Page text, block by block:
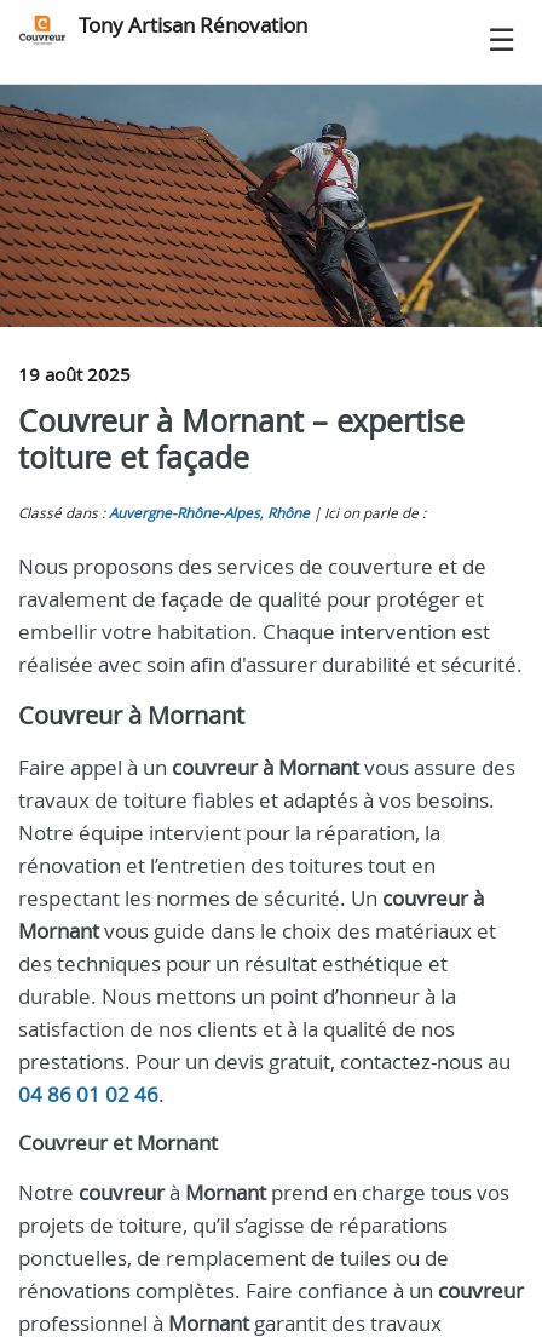
Tony Artisan Rénovation
19 août 2025
Couvreur à Mornant – expertise
toiture et façade
Classé dans :Auvergne-Rhône-Alpes, Rhône Ici on parle de :
Nous proposons des services de couverture et de
ravalement de façade de qualité pour protéger et
embellir votre habitation. Chaque intervention est
réalisée avec soin afin d'assurer durabilité et sécurité.
Couvreur à Mornant
Faire appel à un couvreur à Mornantvous assure des
travaux de toiture fiables et adaptés à vos besoins.
Notre équipe intervient pour la réparation, la
rénovation et l’entretien des toitures tout en
respectant les normes de sécurité. Un couvreur à
Mornantvous guide dans le choix des matériaux et
des techniques pour un résultat esthétique et
durable. Nous mettons un point d’honneur à la
satisfaction de nos clients et à la qualité de nos
prestations. Pour un devis gratuit, contactez-nous au
04 86 01 02 46.
Couvreur et Mornant
Notre couvreurà Mornantprend en charge tous vos
projets de toiture, qu’il s’agisse de réparations
ponctuelles, de remplacement de tuiles ou de
rénovations complètes. Faire confiance à un couvreur
professionnel à Mornantgarantit des travaux